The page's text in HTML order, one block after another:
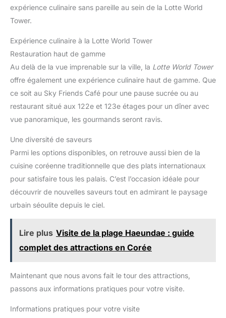
expérience culinaire sans pareille au sein de la Lotte World
Tower.
Expérience culinaire à la Lotte World Tower
Restauration haut de gamme
Au delà de la vue imprenable sur la ville, la Lotte World Tower
offre également une expérience culinaire haut de gamme. Que
ce soit au Sky Friends Café pour une pause sucrée ou au
restaurant situé aux 122e et 123e étages pour un dîner avec
vue panoramique, les gourmands seront ravis.
Une diversité de saveurs
Parmi les options disponibles, on retrouve aussi bien de la
cuisine coréenne traditionnelle que des plats internationaux
pour satisfaire tous les palais. C’est l’occasion idéale pour
découvrir de nouvelles saveurs tout en admirant le paysage
urbain séoulite depuis le ciel.
Lire plus Visite de la plage Haeundae : guide
complet des attractions en Corée
Maintenant que nous avons fait le tour des attractions,
passons aux informations pratiques pour votre visite.
Informations pratiques pour votre visite